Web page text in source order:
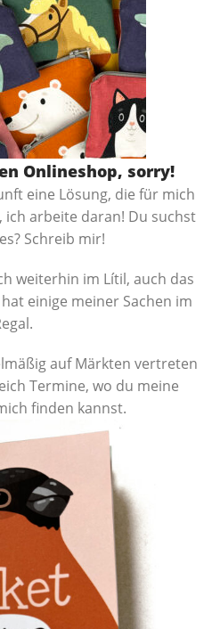
Onlineshop, sorry!
eine Lösung, die für mich
arbeite daran! Du suchst
Schreib mir!
weiterhin im Lítil, auch das
einige meiner Sachen im
auf Märkten vertreten
Termine, wo du meine
finden kannst.